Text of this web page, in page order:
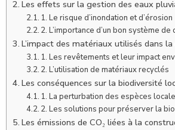
Les effets sur la gestion des eaux
1. Le risque d’inondation et d’érosion
2. L’importance d’un bon système de
L’impact des matériaux utilisés dans
1. Les revêtements et leur impact
2. L’utilisation de matériaux recyclés
Les conséquences sur la biodiversité
1. La perturbation des espèces
2. Les solutions pour préserver la
Les émissions de CO₂ liées à la